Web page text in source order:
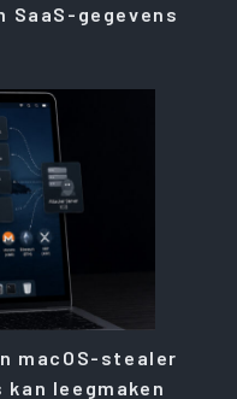
SaaS-gegevens
macOS-stealer
leegmaken